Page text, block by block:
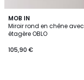
MOB IN
Miroir rond en chêne avec
étagère OBLO
105,90 €
4
/
5